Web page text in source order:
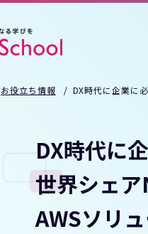
お役立ち情報 DX時代に企業に
DX時代に
世界シェ
AWSソリ